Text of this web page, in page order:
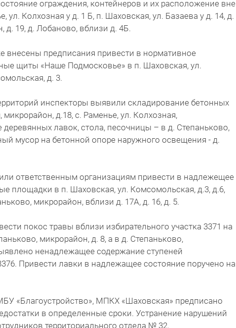
ограждения, контейнеров и их расположение вне
Колхозная у д. 1 Б, п. Шаховская, ул. Базаева у д. 14, д.
д. 19, д. Лобаново, вблизи д. 4Б.
внесены предписания привести в нормативное
щиты «Наше Подмосковье» в п. Шаховская, ул.
д. 3.
инспекторы выявили складирование бетонных
д.18, с. Раменье, ул. Колхозная,
лавок, стола, песочницы – в д. Степаньково,
мусор на бетонной опоре наружного освещения - д.
ответственным организациям привести в надлежещее
площадки в п. Шаховская, ул. Комсомольская, д.3, д.6,
микрорайон, вблизи д. 17А, д. 16, д. 5.
покос травы вблизи избирательного участка 3371 на
микрорайон, д. 8, а в д. Степаньково,
ненадлежащее содержание ступеней
Привести лавки в надлежащее состояние поручено на
«Благоустройство», МПКХ «Шаховская» предписано
в определенные сроки. Устранение нарушений
территориального отдела № 32.